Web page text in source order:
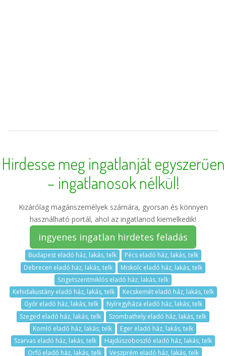
Hirdesse meg ingatlanját egyszerűen
– ingatlanosok nélkül!
Kizárólag magánszemélyek számára, gyorsan és könnyen
használható portál, ahol az ingatlanod kiemelkedik!
ingyenes ingatlan hirdetes feladás
Budapest eladó ház, lakás, telk
Pécs eladó ház, lakás, telk
Debrecen eladó ház, lakás, telk
Miskolc eladó ház, lakás, telk
Szigetszentmiklós eladó ház, lakás, telk
Kehidakustány eladó ház, lakás, telk
Kecskemét eladó ház, lakás, telk
Győr eladó ház, lakás, telk
Nyíregyháza eladó ház, lakás, telk
Szeged eladó ház, lakás, telk
Szombathely eladó ház, lakás, telk
Komló eladó ház, lakás, telk
Eger eladó ház, lakás, telk
Szarvas eladó ház, lakás, telk
Hajdúszoboszló eladó ház, lakás, telk
Orfű eladó ház, lakás, telk
Veszprém eladó ház, lakás, telk